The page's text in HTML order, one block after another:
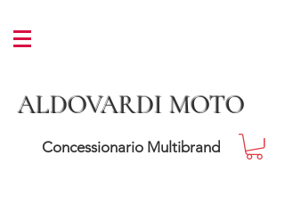
ALDOVARDI MOTO
Concessionario Multibrand